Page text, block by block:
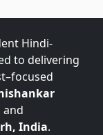
Hindi-
to delivering
and
India.